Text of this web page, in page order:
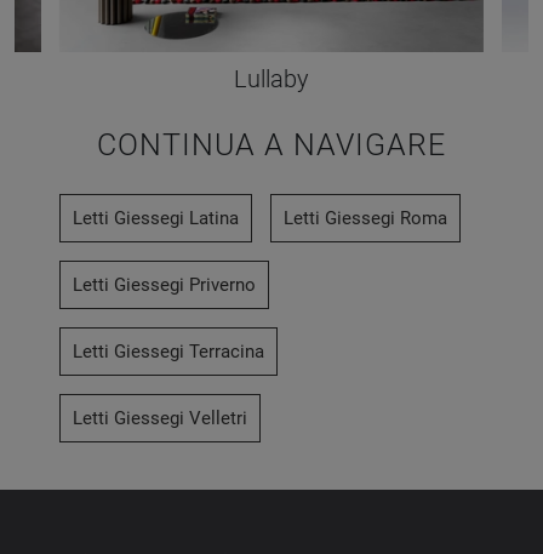
Lullaby
CONTINUA A NAVIGARE
Letti Giessegi Latina Letti Giessegi Roma
Letti Giessegi Priverno
Letti Giessegi Terracina
Letti Giessegi Velletri